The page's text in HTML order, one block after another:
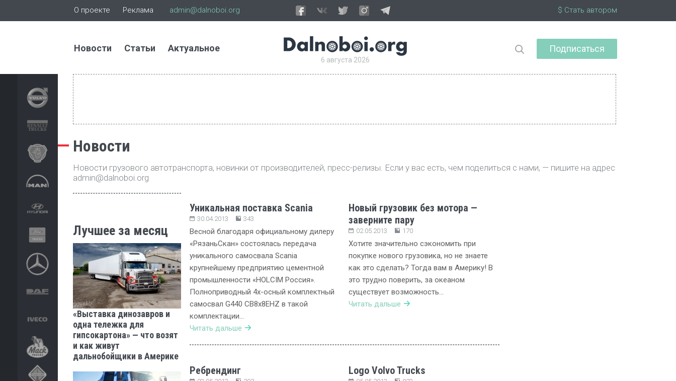
О проекте Реклама admin@dalnoboi.org $ Стать автором
Новости Статьи Актуальное
6 августа 2026
Подписаться
Новости
Новости грузового автотранспорта, новинки от производителей, пресс-релизы. Если у вас есть, чем поделиться с нами, — пишите на адрес
admin@dalnoboi.org
Лучшее за месяц
«Выставка динозавров и
одна тележка для
гипсокартона» — что возят
и как живут
дальнобойщики в Америке
Уникальная поставка Scania
30.04.2013 343
Весной благодаря официальному дилеру
«РязаньСкан» состоялась передача
уникального самосвала Scania
крупнейшему предприятию цементной
промышленности «HOLCIM Россия».
Полноприводный 4х-осный комплектный
самосвал G440 CB8x8EHZ в такой
комплектации…
Читать дальше
Новый грузовик без мотора —
заверните пару
02.05.2013 170
Хотите значительно сэкономить при
покупке нового грузовика, но не знаете
как это сделать? Тогда вам в Америку! В
это трудно поверить, за океаном
существует возможность…
Читать дальше
Ребрендинг Logo Volvo Trucks